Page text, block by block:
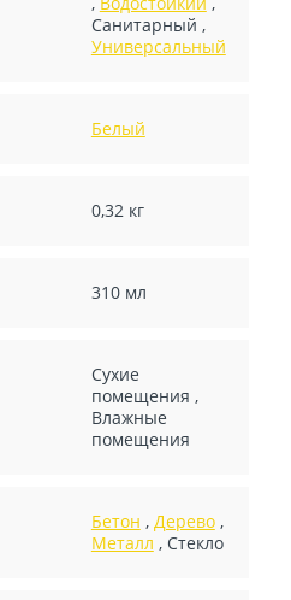
Санитарный ,
Универсальный
Белый
0,32 кг
310 мл
Сухие
помещения ,
Влажные
помещения
Бетон , Дерево,
Металл , Стекло